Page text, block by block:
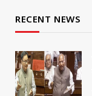
RECENT NEWS